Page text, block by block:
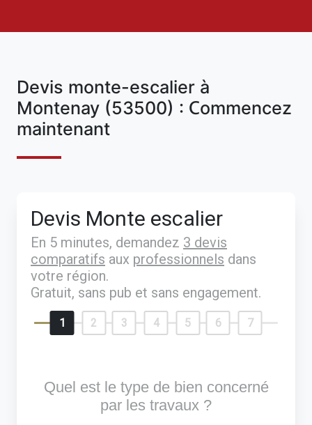
Devis monte-escalier à
Montenay (53500) : Commencez
maintenant
Devis Monte escalier
En 5 minutes, demandez 3 devis
comparatifs aux professionnels dans
votre région.
Gratuit, sans pub et sans engagement.
1 2 3 4 5 6 7
Quel est le type de bien concerné
par les travaux ?